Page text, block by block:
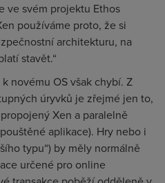
ve svém projektu Ethos
používáme proto, že si
architekturu, na
stavět.“
novému OS však chybí. Z
úryvků je zřejmé jen to,
Xen a paralelně
aplikace). Hry nebo i
typu“) by měly normálně
určené pro online